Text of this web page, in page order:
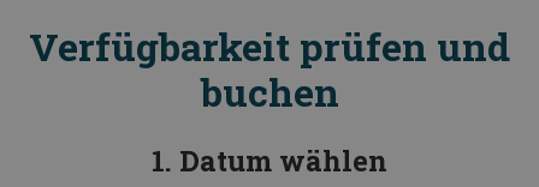
Verfügbarkeit prüfen und
buchen
1. Datum wählen